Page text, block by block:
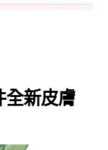
全新皮膚